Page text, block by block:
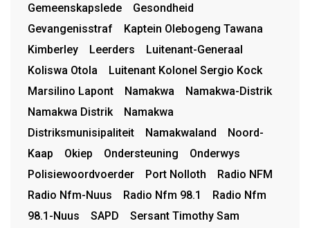
Gemeenskapslede
Gesondheid
Gevangenisstraf
Kaptein Olebogeng Tawana
Kimberley
Leerders
Luitenant-Generaal
Koliswa Otola
Luitenant Kolonel Sergio Kock
Marsilino Lapont
Namakwa
Namakwa-Distrik
Namakwa Distrik
Namakwa
Distriksmunisipaliteit
Namakwaland
Noord-
Kaap
Okiep Ondersteuning
Onderwys
Polisiewoordvoerder
Port Nolloth
Radio NFM
Radio Nfm-Nuus
Radio Nfm 98.1
Radio Nfm
98.1-Nuus
SAPD
Sersant Timothy Sam